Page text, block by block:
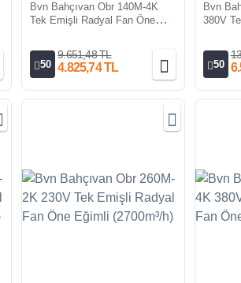
Bvn Bahçıvan Obr 140M-4K
Tek Emişli Radyal Fan Öne
50
9.651,48 TL
4.825,74 TL
Bvn
380V
50